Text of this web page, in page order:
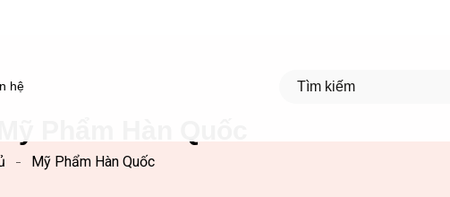
hệ
Mỹ Phẩm Hàn Quốc